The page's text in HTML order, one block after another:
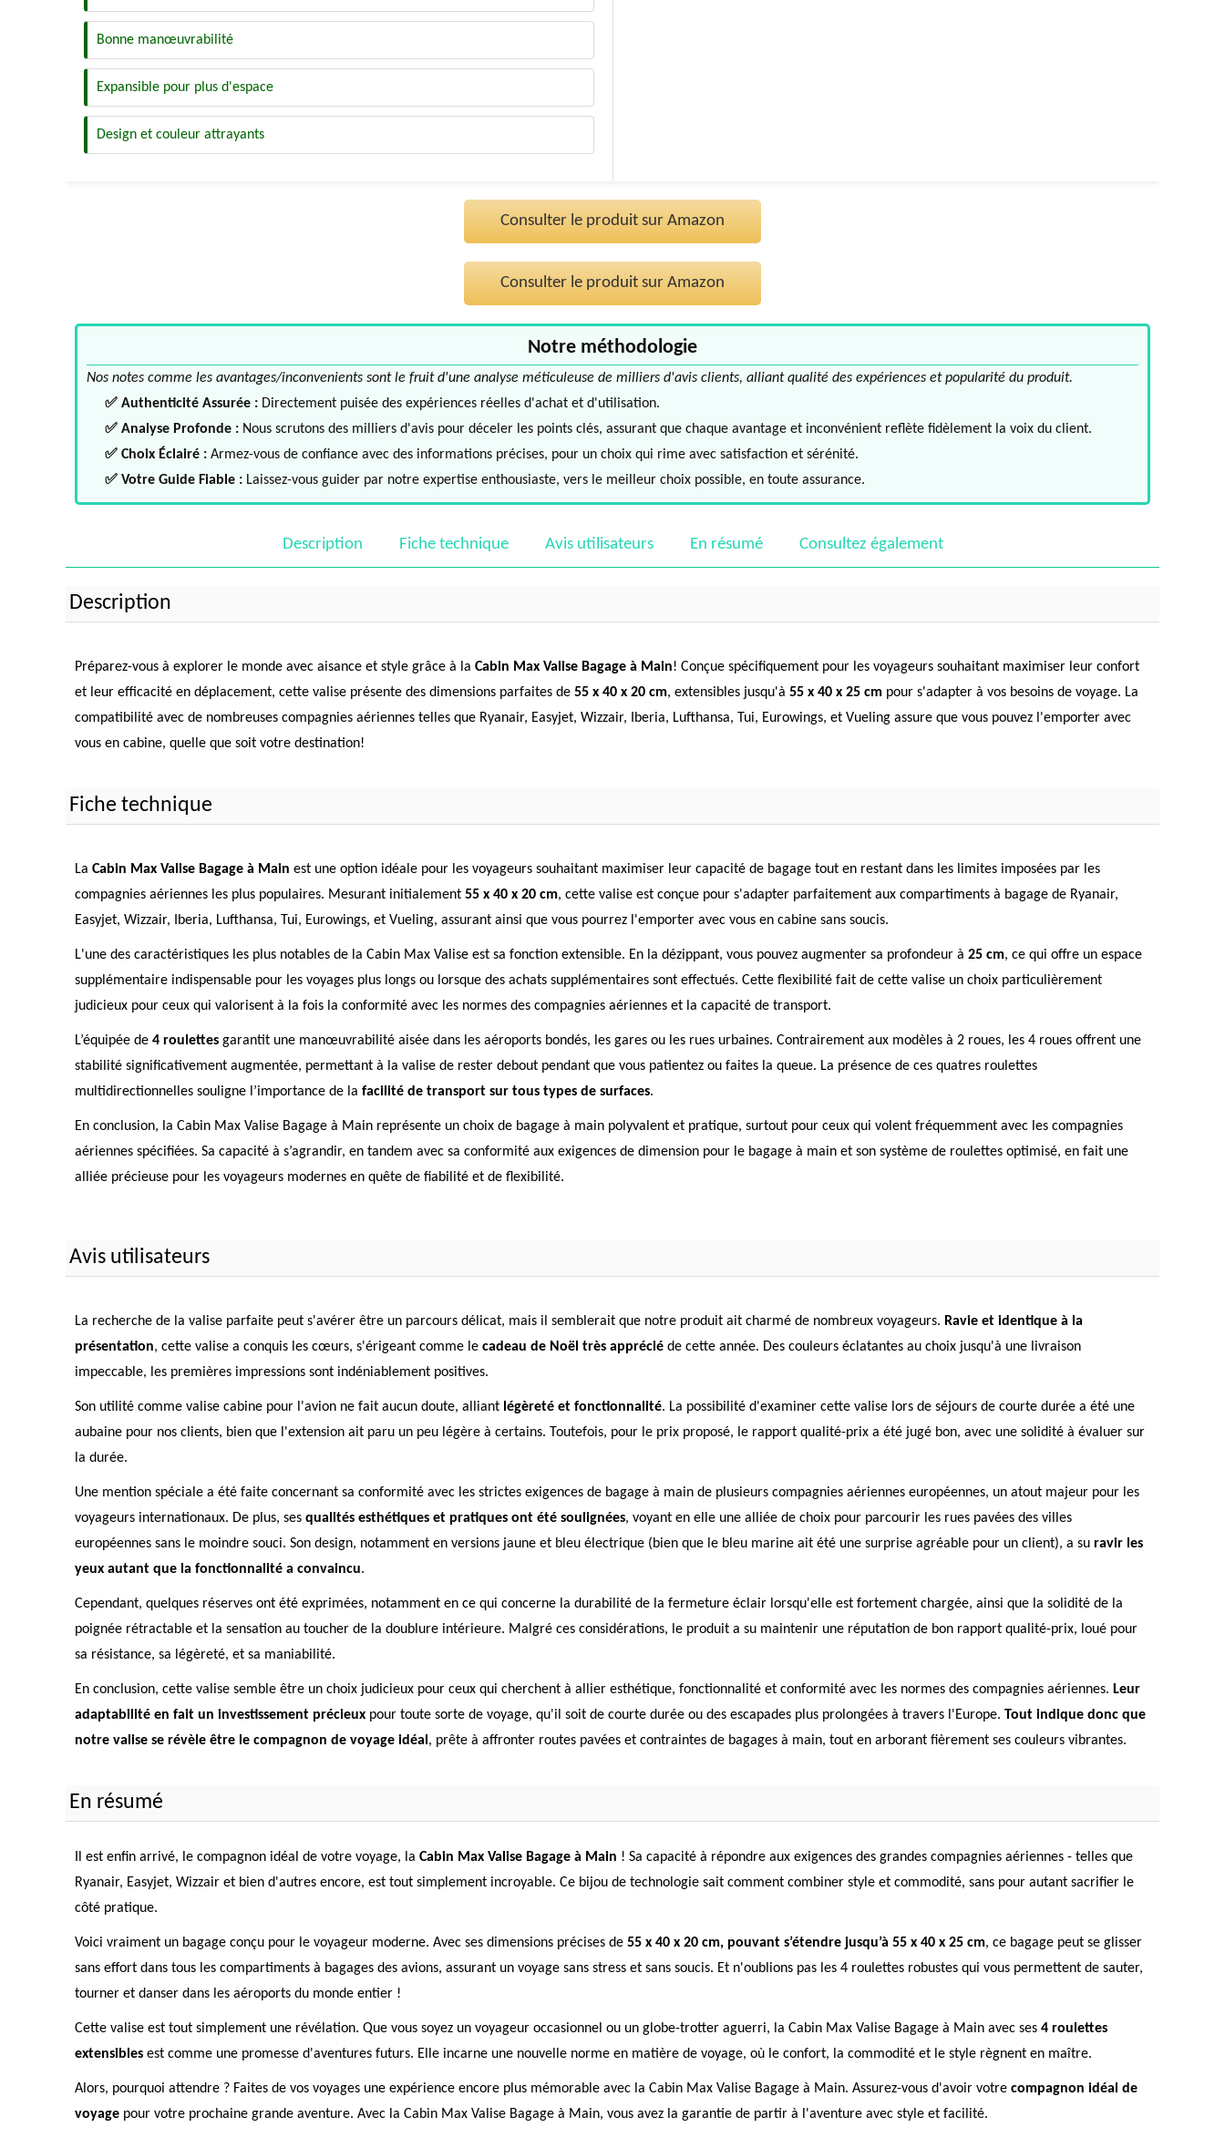
Bonne manœuvrabilité
Expansible pour plus d'espace
Design et couleur attrayants
Consulter le produit sur Amazon
Consulter le produit sur Amazon
Notre méthodologie
Nos notes comme les avantages/inconvenients sont le fruit d'une analyse méticuleuse de milliers d'avis clients, alliant qualité des expériences et popularité du produit.
✅ Authenticité Assurée : Directement puisée des expériences réelles d'achat et d'utilisation.
✅ Analyse Profonde : Nous scrutons des milliers d'avis pour déceler les points clés, assurant que chaque avantage et inconvénient reflète fidèlement la voix du client.
✅ Choix Éclairé : Armez-vous de confiance avec des informations précises, pour un choix qui rime avec satisfaction et sérénité.
✅ Votre Guide Fiable : Laissez-vous guider par notre expertise enthousiaste, vers le meilleur choix possible, en toute assurance.
Description Fiche technique Avis utilisateurs En résumé Consultez également
Description
Préparez-vous à explorer le monde avec aisance et style grâce à la Cabin Max Valise Bagage à Main! Conçue spécifiquement pour les voyageurs souhaitant maximiser leur confort
et leur efficacité en déplacement, cette valise présente des dimensions parfaites de 55 x 40 x 20 cm, extensibles jusqu'à 55 x 40 x 25 cm pour s'adapter à vos besoins de voyage. La
compatibilité avec de nombreuses compagnies aériennes telles que Ryanair, Easyjet, Wizzair, Iberia, Lufthansa, Tui, Eurowings, et Vueling assure que vous pouvez l'emporter avec
vous en cabine, quelle que soit votre destination!
Fiche technique
La Cabin Max Valise Bagage à Main est une option idéale pour les voyageurs souhaitant maximiser leur capacité de bagage tout en restant dans les limites imposées par les
compagnies aériennes les plus populaires. Mesurant initialement 55 x 40 x 20 cm, cette valise est conçue pour s'adapter parfaitement aux compartiments à bagage de Ryanair,
Easyjet, Wizzair, Iberia, Lufthansa, Tui, Eurowings, et Vueling, assurant ainsi que vous pourrez l'emporter avec vous en cabine sans soucis.
L'une des caractéristiques les plus notables de la Cabin Max Valise est sa fonction extensible. En la dézippant, vous pouvez augmenter sa profondeur à 25 cm, ce qui offre un espace
supplémentaire indispensable pour les voyages plus longs ou lorsque des achats supplémentaires sont effectués. Cette flexibilité fait de cette valise un choix particulièrement
judicieux pour ceux qui valorisent à la fois la conformité avec les normes des compagnies aériennes et la capacité de transport.
L’équipée de 4 roulettes garantit une manœuvrabilité aisée dans les aéroports bondés, les gares ou les rues urbaines. Contrairement aux modèles à 2 roues, les 4 roues offrent une
stabilité significativement augmentée, permettant à la valise de rester debout pendant que vous patientez ou faites la queue. La présence de ces quatres roulettes
multidirectionnelles souligne l’importance de la facilité de transport sur tous types de surfaces.
En conclusion, la Cabin Max Valise Bagage à Main représente un choix de bagage à main polyvalent et pratique, surtout pour ceux qui volent fréquemment avec les compagnies
aériennes spécifiées. Sa capacité à s’agrandir, en tandem avec sa conformité aux exigences de dimension pour le bagage à main et son système de roulettes optimisé, en fait une
alliée précieuse pour les voyageurs modernes en quête de fiabilité et de flexibilité.
Avis utilisateurs
La recherche de la valise parfaite peut s'avérer être un parcours délicat, mais il semblerait que notre produit ait charmé de nombreux voyageurs. Ravie et identique à la
présentation, cette valise a conquis les cœurs, s'érigeant comme le cadeau de Noël très apprécié de cette année. Des couleurs éclatantes au choix jusqu'à une livraison
impeccable, les premières impressions sont indéniablement positives.
Son utilité comme valise cabine pour l'avion ne fait aucun doute, alliant légèreté et fonctionnalité. La possibilité d'examiner cette valise lors de séjours de courte durée a été une
aubaine pour nos clients, bien que l'extension ait paru un peu légère à certains. Toutefois, pour le prix proposé, le rapport qualité-prix a été jugé bon, avec une solidité à évaluer sur
la durée.
Une mention spéciale a été faite concernant sa conformité avec les strictes exigences de bagage à main de plusieurs compagnies aériennes européennes, un atout majeur pour les
voyageurs internationaux. De plus, ses qualités esthétiques et pratiques ont été soulignées, voyant en elle une alliée de choix pour parcourir les rues pavées des villes
européennes sans le moindre souci. Son design, notamment en versions jaune et bleu électrique (bien que le bleu marine ait été une surprise agréable pour un client), a su ravir les
yeux autant que la fonctionnalité a convaincu.
Cependant, quelques réserves ont été exprimées, notamment en ce qui concerne la durabilité de la fermeture éclair lorsqu'elle est fortement chargée, ainsi que la solidité de la
poignée rétractable et la sensation au toucher de la doublure intérieure. Malgré ces considérations, le produit a su maintenir une réputation de bon rapport qualité-prix, loué pour
sa résistance, sa légèreté, et sa maniabilité.
En conclusion, cette valise semble être un choix judicieux pour ceux qui cherchent à allier esthétique, fonctionnalité et conformité avec les normes des compagnies aériennes. Leur
adaptabilité en fait un investissement précieux pour toute sorte de voyage, qu'il soit de courte durée ou des escapades plus prolongées à travers l'Europe. Tout indique donc que
notre valise se révèle être le compagnon de voyage idéal , prête à affronter routes pavées et contraintes de bagages à main, tout en arborant fièrement ses couleurs vibrantes.
En résumé
Il est enfin arrivé, le compagnon idéal de votre voyage, la Cabin Max Valise Bagage à Main ! Sa capacité à répondre aux exigences des grandes compagnies aériennes - telles que
Ryanair, Easyjet, Wizzair et bien d'autres encore, est tout simplement incroyable. Ce bijou de technologie sait comment combiner style et commodité, sans pour autant sacrifier le
côté pratique.
Voici vraiment un bagage conçu pour le voyageur moderne. Avec ses dimensions précises de 55 x 40 x 20 cm, pouvant s’étendre jusqu’à 55 x 40 x 25 cm, ce bagage peut se glisser
sans effort dans tous les compartiments à bagages des avions, assurant un voyage sans stress et sans soucis. Et n'oublions pas les 4 roulettes robustes qui vous permettent de sauter,
tourner et danser dans les aéroports du monde entier !
Cette valise est tout simplement une révélation. Que vous soyez un voyageur occasionnel ou un globe-trotter aguerri, la Cabin Max Valise Bagage à Main avec ses 4 roulettes
extensibles est comme une promesse d'aventures futurs. Elle incarne une nouvelle norme en matière de voyage, où le confort, la commodité et le style règnent en maître.
Alors, pourquoi attendre ? Faites de vos voyages une expérience encore plus mémorable avec la Cabin Max Valise Bagage à Main. Assurez-vous d'avoir votre compagnon idéal de
voyage pour votre prochaine grande aventure. Avec la Cabin Max Valise Bagage à Main, vous avez la garantie de partir à l'aventure avec style et facilité.